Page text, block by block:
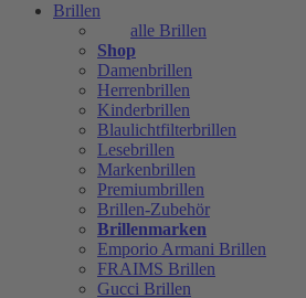
Brillen
alle Brillen
Shop
Damenbrillen
Herrenbrillen
Kinderbrillen
Blaulichtfilterbrillen
Lesebrillen
Markenbrillen
Premiumbrillen
Brillen-Zubehör
Brillenmarken
Emporio Armani Brillen
FRAIMS Brillen
Gucci Brillen